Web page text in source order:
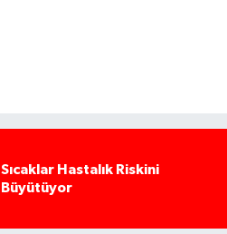
Sıcaklar Hastalık Riskini
Büyütüyor